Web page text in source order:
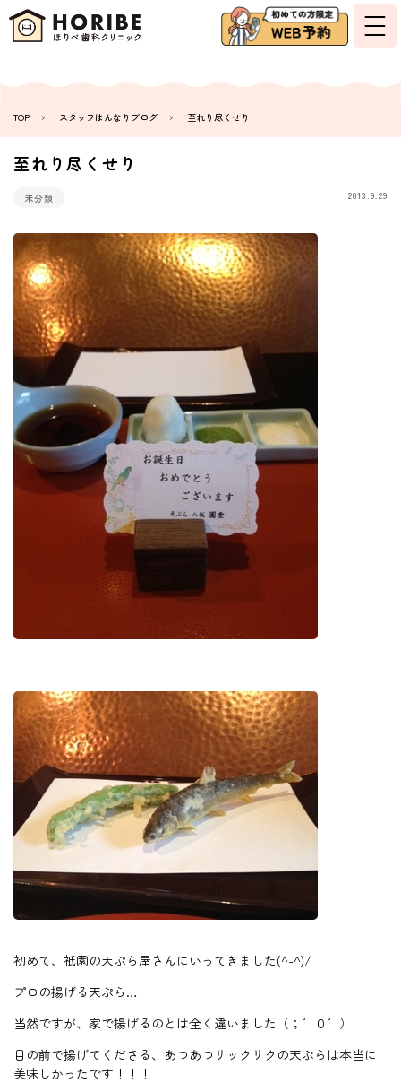
TOP スタッフはんなりブログ 至れり尽くせり
至れり尽くせり
未分類 2013.9.29
初めて、祇園の天ぷら屋さんにいってきました(^-^)/
プロの揚げる天ぷら…
当然ですが、家で揚げるのとは全く違いました（；゜０゜）
目の前で揚げてくださる、あつあつサックサクの天ぷらは本当に
美味しかったです！！！